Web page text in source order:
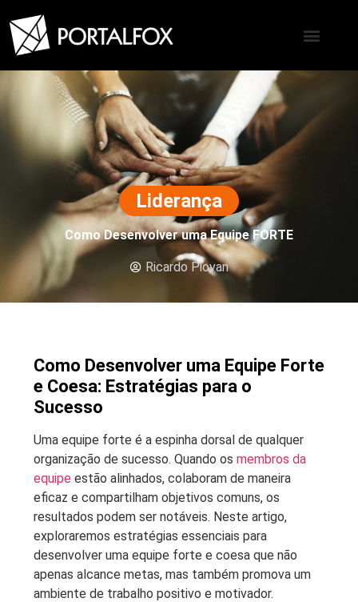
Liderança
Como Desenvolver uma Equipe FORTE
Ricardo Piovan
Como Desenvolver uma Equipe Forte
e Coesa: Estratégias para o
Sucesso
Uma equipe forte é a espinha dorsal de qualquer
organização de sucesso. Quando os membros da
equipe estão alinhados, colaboram de maneira
eficaz e compartilham objetivos comuns, os
resultados podem ser notáveis. Neste artigo,
exploraremos estratégias essenciais para
desenvolver uma equipe forte e coesa que não
apenas alcance metas, mas também promova um
ambiente de trabalho positivo e motivador.